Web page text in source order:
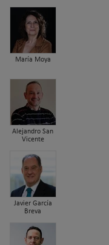
María Moya
Alejandro San
Vicente
Javier García
Breva